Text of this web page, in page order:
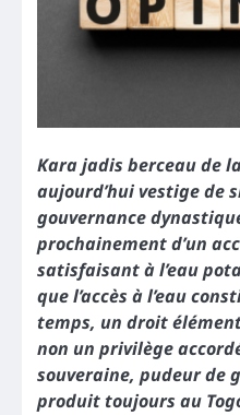
Kara jadis berceau de
aujourd’hui vestige de
gouvernance
prochainement d’un
satisfaisant à l’eau
que l’accès à l’eau
temps, un droit
non un privilège
souveraine, pudeur de
produit toujours au